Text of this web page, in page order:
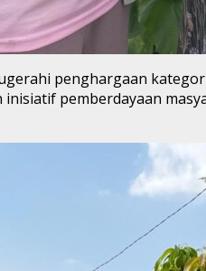
penghargaan
pemberdayaan